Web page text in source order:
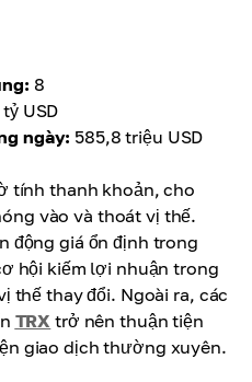
8
USD
ngày: 585,8 triệu USD
tính thanh khoản, cho
vào và thoát vị thế.
động giá ổn định trong
hội kiếm lợi nhuận trong
thế thay đổi. Ngoài ra, các
TRX trở nên thuận tiện
giao dịch thường xuyên.